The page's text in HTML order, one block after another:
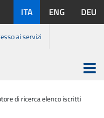
disponibili:
ITA ENG DEU
ai servizi
Apri
menu
di ricerca elenco iscritti